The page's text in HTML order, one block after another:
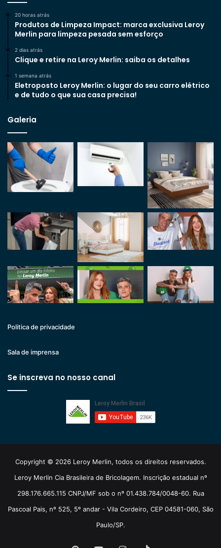
20 horas atrás
Produtos de Limpeza Impact: marca exclusiva Leroy
Merlin para limpeza pesada sem esforço
2 dias atrás
Clique e retire na Leroy Merlin: saiba os detalhes
1 semana atrás
Eletroposto Leroy Merlin: o lugar do seu carro elétrico
e de tudo o que sua casa precisa!
Galeria
Politica de privacidade
Sala de imprensa
Se inscreva no nosso canal
Copyright © 2026 Leroy Merlin, todos os direitos reservados.
Leroy Merlin Cia Brasileira de Bricolagem. Inscrição estadual nº
298.176.665.115 CNPJ/MF sob o nº 01.438.784/0048-60. Rua
Pascoal Pais, nº 525, 5º andar - Vila Cordeiro, CEP 04581-060, São
Paulo/SP.